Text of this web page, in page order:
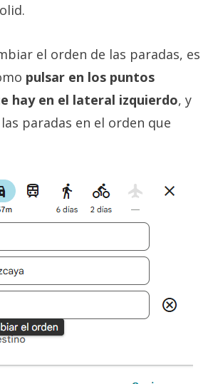
el orden de las paradas, es
pulsar en los puntos
hay en el lateral izquierdo, y
paradas en el orden que